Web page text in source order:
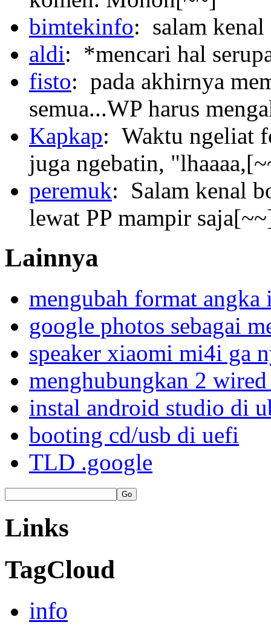
bimtekinfo: salam
aldi: *mencari hal
fisto: pada akhirnya
semua...WP harus
Kapkap: Waktu ngeliat
juga ngebatin,
peremuk: Salam kenal
lewat PP mampir
Lainnya
mengubah format
google photos sebagai
speaker xiaomi mi4i ga
menghubungkan 2
instal android studio di
booting cd/usb di uefi
TLD .google
Links
TagCloud
info